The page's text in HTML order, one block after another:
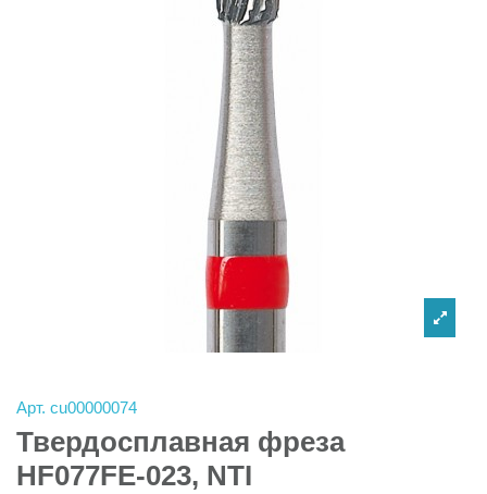
Арт. cu00000074
Твердосплавная фреза
HF077FE-023, NTI